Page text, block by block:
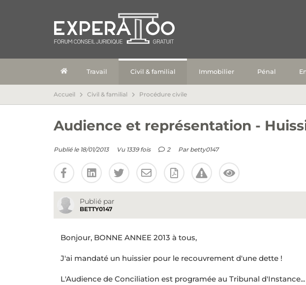
Travail Civil & familial Immobilier Pénal
Accueil Civil & familial Procédure civile
Audience et représentation -
Publié le 18/01/2013 Vu 1339 fois 2 Par betty0147
Publié par
BETTY0147
Bonjour, BONNE ANNEE 2013 à tous,
J'ai mandaté un huissier pour le recouvrement d'une dette !
L'Audience de Conciliation est programée au Tribunal d'Instance...